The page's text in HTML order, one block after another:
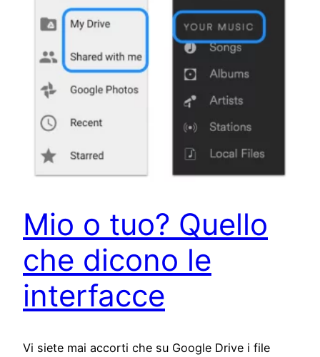
Mio o tuo? Quello
che dicono le
interfacce
Vi siete mai accorti che su Google Drive i file